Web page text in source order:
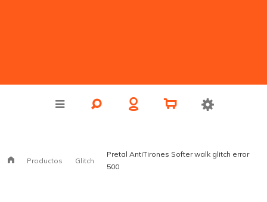
Productos Glitch
Pretal AntiTirones Softer walk glitch error
500